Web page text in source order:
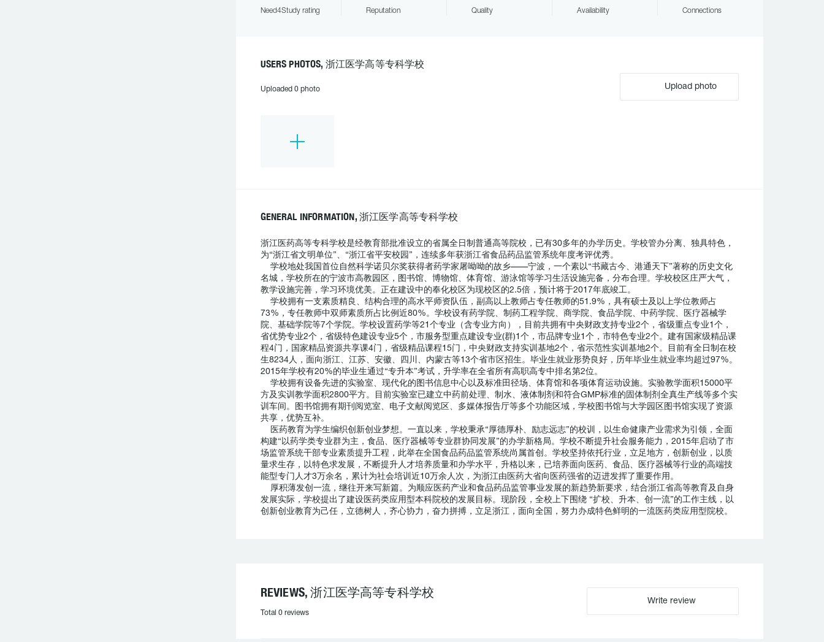
Need4Study rating Reputation Quality Availability Connections
USERS PHOTOS, 浙江医学高等专科学校
Uploaded 0 photo Upload photo
GENERAL INFORMATION, 浙江医学高等专科学校
浙江医药高等专科学校是经教育部批准设立的省属全日制普通高等院校，已有30多年的办学历史。学校管办分离、独具特色，
为“浙江省文明单位”、“浙江省平安校园”，连续多年获浙江省食品药品监管系统年度考评优秀。
学校地处我国首位自然科学诺贝尔奖获得者药学家屠呦呦的故乡——宁波，一个素以“书藏古今、港通天下”著称的历史文化
名城，学校所在的宁波市高教园区，图书馆、博物馆、体育馆、游泳馆等学习生活设施完备，分布合理。学校校区庄严大气，
教学设施完善，学习环境优美。正在建设中的奉化校区为现校区的2.5倍，预计将于2017年底竣工。
学校拥有一支素质精良、结构合理的高水平师资队伍，副高以上教师占专任教师的51.9%，具有硕士及以上学位教师占
73%，专任教师中双师素质所占比例近80%。学校设有药学院、制药工程学院、商学院、食品学院、中药学院、医疗器械学
院、基础学院等7个学院。学校设置药学等21个专业（含专业方向），目前共拥有中央财政支持专业2个，省级重点专业1个，
省优势专业2个，省级特色建设专业5个，市服务型重点建设专业(群)1个，市品牌专业1个，市特色专业2个。建有国家级精品课
程4门，国家精品资源共享课4门，省级精品课程15门，中央财政支持实训基地2个，省示范性实训基地2个。目前有全日制在校
生8234人，面向浙江、江苏、安徽、四川、内蒙古等13个省市区招生。毕业生就业形势良好，历年毕业生就业率均超过97%。
2015年学校有20%的毕业生通过“专升本”考试，升学率在全省所有高职高专中排名第2位。
学校拥有设备先进的实验室、现代化的图书信息中心以及标准田径场、体育馆和各项体育运动设施。实验教学面积15000平
方及实训教学面积2800平方。目前实验室已建立中药前处理、制水、液体制剂和符合GMP标准的固体制剂全真生产线等多个实
训车间。图书馆拥有期刊阅览室、电子文献阅览区、多媒体报告厅等多个功能区域，学校图书馆与大学园区图书馆实现了资源
共享，优势互补。
医药教育为学生编织创新创业梦想。一直以来，学校秉承“厚德厚朴、励志远志”的校训，以生命健康产业需求为引领，全面
构建“以药学类专业群为主，食品、医疗器械等专业群协同发展”的办学新格局。学校不断提升社会服务能力，2015年启动了市
场监管系统干部专业素质提升工程，此举在全国食品药品监管系统尚属首创。学校坚持依托行业，立足地方，创新创业，以质
量求生存，以特色求发展，不断提升人才培养质量和办学水平，升格以来，已培养面向医药、食品、医疗器械等行业的高端技
能型专门人才3万余名，累计为社会培训近10万余人次，为浙江由医药大省向医药强省的迈进发挥了重要作用。
厚积薄发创一流，继往开来写新篇。为顺应医药产业和食品药品监管事业发展的新趋势新要求，结合浙江省高等教育及自身
发展实际，学校提出了建设医药类应用型本科院校的发展目标。现阶段，全校上下围绕 “扩校、升本、创一流”的工作主线，以
创新创业教育为己任，立德树人，齐心协力，奋力拼搏，立足浙江，面向全国，努力办成特色鲜明的一流医药类应用型院校。
REVIEWS, 浙江医学高等专科学校
Total 0 reviews
Write review